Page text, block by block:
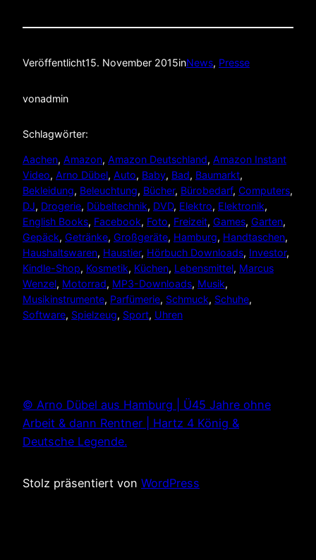
Veröffentlicht15. November 2015inNews, Presse
vonadmin
Schlagwörter:
Aachen, Amazon, Amazon Deutschland, Amazon Instant
Video, Arno Dübel, Auto, Baby, Bad, Baumarkt
Bekleidung, Beleuchtung, Bücher, Bürobedarf, Computers
DJ, Drogerie, Dübeltechnik, DVD, Elektro, Elektronik
English Books, Facebook, Foto, Freizeit, Games, Garten
Gepäck, Getränke, Großgeräte, Hamburg, Handtaschen
Haushaltswaren, Haustier, Hörbuch Downloads, Investor
Kindle-Shop, Kosmetik, Küchen, Lebensmittel, Marcus
Wenzel, Motorrad, MP3-Downloads, Musik
Musikinstrumente, Parfümerie, Schmuck, Schuhe
Software, Spielzeug, Sport, Uhren
© Arno Dübel aus Hamburg | Ü45 Jahre ohne
Arbeit & dann Rentner | Hartz 4 König &
Deutsche Legende.
Stolz präsentiert von WordPress